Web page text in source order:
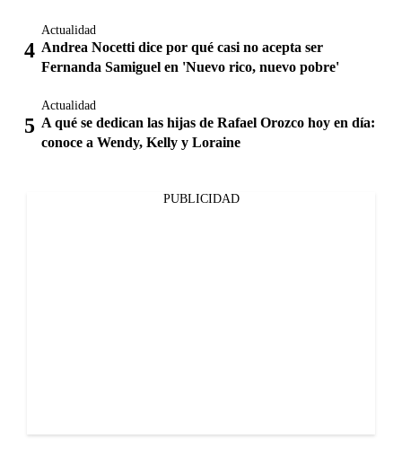
Actualidad
Andrea Nocetti dice por qué casi no acepta ser
Fernanda Samiguel en 'Nuevo rico, nuevo pobre'
Actualidad
A qué se dedican las hijas de Rafael Orozco hoy en día:
conoce a Wendy, Kelly y Loraine
PUBLICIDAD